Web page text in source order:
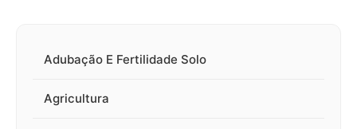
Adubação E Fertilidade Solo
Agricultura